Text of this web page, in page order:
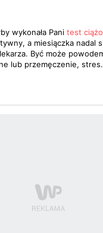
wykonała Pani test
a miesiączka nadal
Być może
lub przemęczenie, stres.